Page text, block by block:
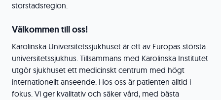
storstadsregion.
Välkommen till oss!
Karolinska Universitetssjukhuset är ett av Europas största
universitetssjukhus. Tillsammans med Karolinska Institutet
utgör sjukhuset ett medicinskt centrum med högt
internationellt anseende. Hos oss är patienten alltid i
fokus. Vi ger kvalitativ och säker vård, med bästa